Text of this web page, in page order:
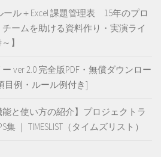
ール＋Excel 課題管理表 15年のプロ
ームを助ける資料作り・実演ライ
】
ver 2.0 完全版PDF・無償ダウンロー
目例・ルール例付き]
能と使い方の紹介】プロジェクトラ
｜ TIMESLIST（タイムズリスト）